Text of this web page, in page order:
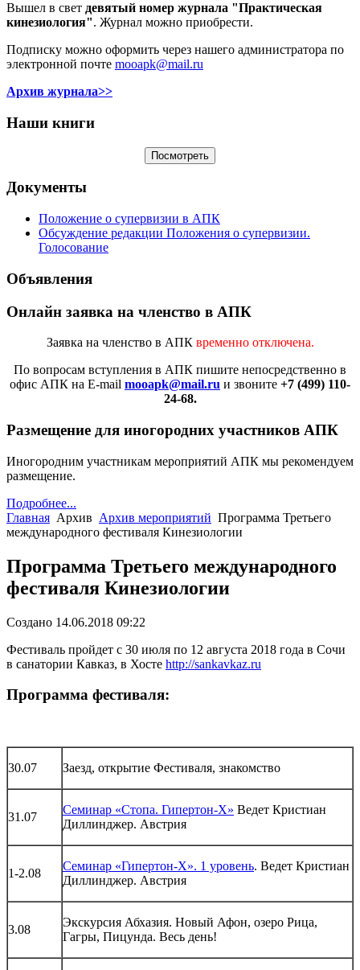
Вышел в свет девятый номер журнала "Практическая
кинезиология". Журнал можно приобрести.
Подписку можно оформить через нашего администратора по
электронной почте mooapk@mail.ru
Архив журнала>>
Наши книги
Документы
Положение о супервизии в АПК
Обсуждение редакции Положения о супервизии.
Голосование
Объявления
Онлайн заявка на членство в АПК
Заявка на членство в АПК временно отключена.
По вопросам вступления в АПК пишите непосредственно в
офис АПК на E-mail mooapk@mail.ru и звоните +7 (499) 110-
24-68.
Размещение для иногородних участников АПК
Иногородним участникам мероприятий АПК мы рекомендуем
размещение.
Подробнее...
Главная Архив Архив мероприятий Программа Третьего
международного фестиваля Кинезиологии
Программа Третьего международного
фестиваля Кинезиологии
Создано 14.06.2018 09:22
Фестиваль пройдет с 30 июля по 12 августа 2018 года в Сочи
в санатории Кавказ, в Хосте http://sankavkaz.ru
Программа фестиваля:
30.07 Заезд, открытие Фестиваля, знакомство
31.07
Семинар «Стопа. Гипертон-Х» Ведет Кристиан
Диллинджер. Австрия
1-2.08
Семинар «Гипертон-Х». 1 уровень. Ведет Кристиан
Диллинджер. Австрия
3.08
Экскурсия Абхазия. Новый Афон, озеро Рица,
Гагры, Пицунда. Весь день!